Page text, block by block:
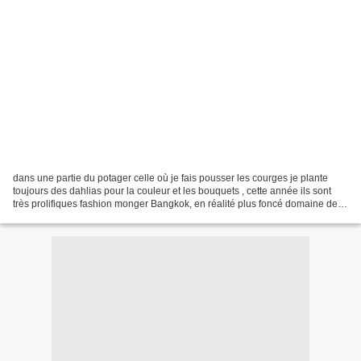
dans une partie du potager celle où je fais pousser les courges je plante
toujours des dahlias pour la couleur et les bouquets , cette année ils sont
très prolifiques fashion monger Bangkok, en réalité plus foncé domaine de